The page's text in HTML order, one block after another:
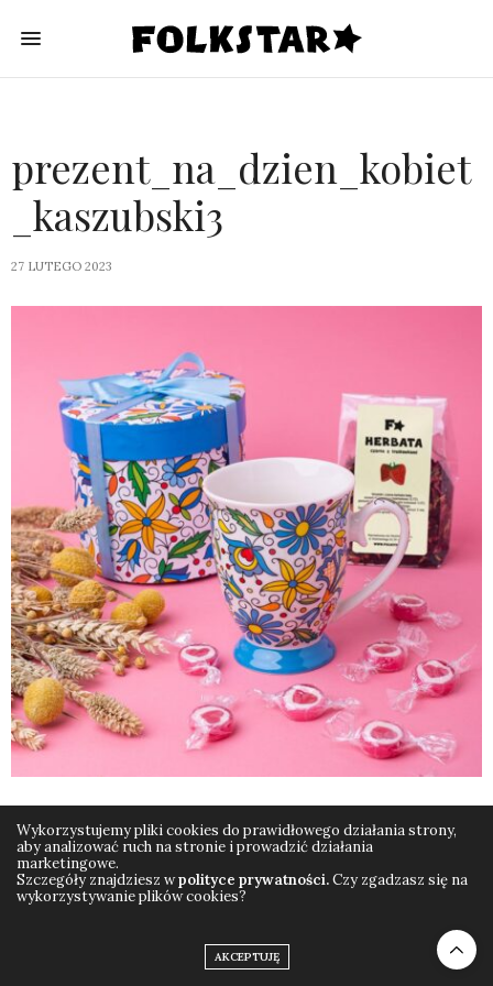
prezent_na_dzien_kobiet
_kaszubski3
27 LUTEGO 2023
Wykorzystujemy pliki cookies do prawidłowego działania strony,
aby analizować ruch na stronie i prowadzić działania
marketingowe.
Szczegóły znajdziesz wpolityce prywatności.Czy zgadzasz się na
wykorzystywanie plików cookies?
AKCEPTUJĘ